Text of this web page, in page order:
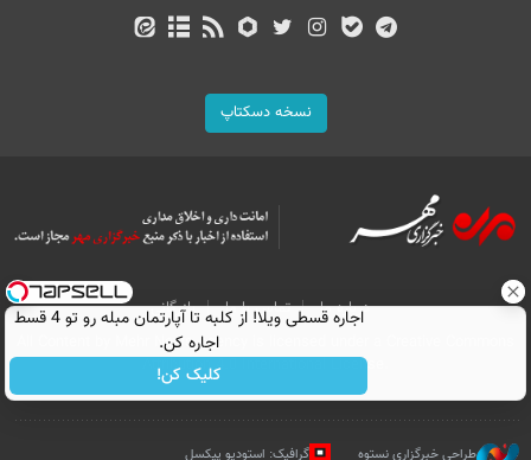
نسخه دسکتاپ
درباره ما تماس با ما
بازرگانی
All Content by Mehr News Agency is licensed under a Creative Commons
Attribution 4.0 International License.
طراحی خبرگزاری نستوه گرافیک: استودیو پیکسل
اجاره‌ قسطی ویلا! از کلبه تا آپارتمان مبله رو تو 4 قسط
اجاره کن.
کلیک کن!